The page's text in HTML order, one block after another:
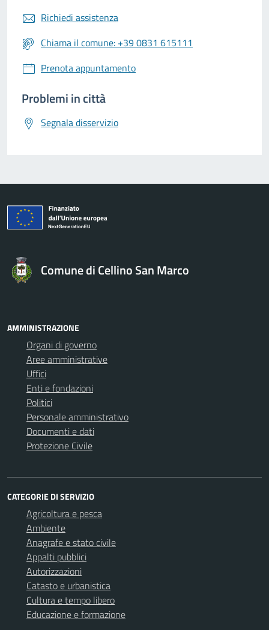
Richiedi assistenza
Chiama il comune: +39 0831 615111
Prenota appuntamento
Problemi in città
Segnala disservizio
Comune di Cellino San Marco
AMMINISTRAZIONE
Organi di governo
Aree amministrative
Uffici
Enti e fondazioni
Politici
Personale amministrativo
Documenti e dati
Protezione Civile
CATEGORIE DI SERVIZIO
Agricoltura e pesca
Ambiente
Anagrafe e stato civile
Appalti pubblici
Autorizzazioni
Catasto e urbanistica
Cultura e tempo libero
Educazione e formazione